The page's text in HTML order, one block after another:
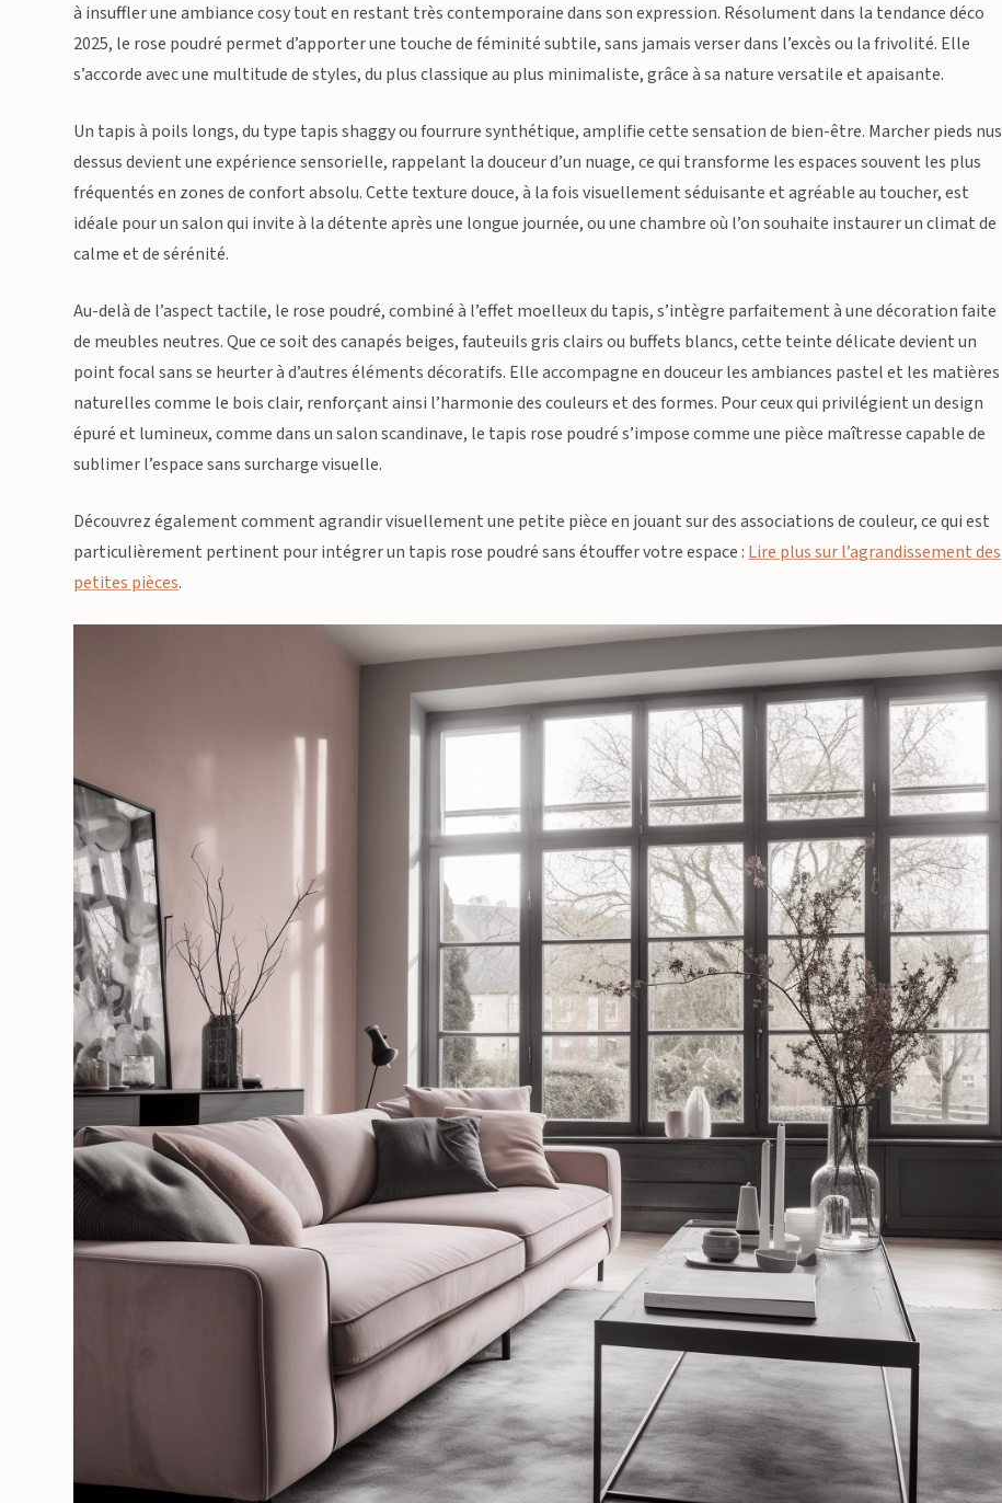
à insuffler une ambiance cosy tout en restant très contemporaine dans son expression. Résolument dans la tendance déco
2025, le rose poudré permet d’apporter une touche de féminité subtile, sans jamais verser dans l’excès ou la frivolité. Elle
s’accorde avec une multitude de styles, du plus classique au plus minimaliste, grâce à sa nature versatile et apaisante.
Un tapis à poils longs, du type tapis shaggy ou fourrure synthétique, amplifie cette sensation de bien-être. Marcher pieds nus
dessus devient une expérience sensorielle, rappelant la douceur d’un nuage, ce qui transforme les espaces souvent les plus
fréquentés en zones de confort absolu. Cette texture douce, à la fois visuellement séduisante et agréable au toucher, est
idéale pour un salon qui invite à la détente après une longue journée, ou une chambre où l’on souhaite instaurer un climat de
calme et de sérénité.
Au-delà de l’aspect tactile, le rose poudré, combiné à l’effet moelleux du tapis, s’intègre parfaitement à une décoration faite
de meubles neutres. Que ce soit des canapés beiges, fauteuils gris clairs ou buffets blancs, cette teinte délicate devient un
point focal sans se heurter à d’autres éléments décoratifs. Elle accompagne en douceur les ambiances pastel et les matières
naturelles comme le bois clair, renforçant ainsi l’harmonie des couleurs et des formes. Pour ceux qui privilégient un design
épuré et lumineux, comme dans un salon scandinave, le tapis rose poudré s’impose comme une pièce maîtresse capable de
sublimer l’espace sans surcharge visuelle.
Découvrez également comment agrandir visuellement une petite pièce en jouant sur des associations de couleur, ce qui est
particulièrement pertinent pour intégrer un tapis rose poudré sans étouffer votre espace : Lire plus sur l’agrandissement des
petites pièces.